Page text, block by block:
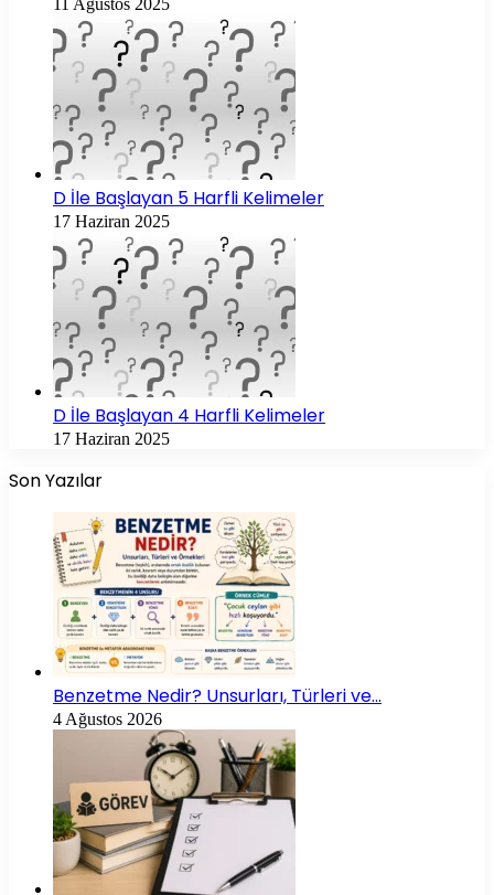
D İle Başlayan 5 Harfli Kelimeler
17 Haziran 2025
D İle Başlayan 4 Harfli Kelimeler
17 Haziran 2025
Son Yazılar
Benzetme Nedir? Unsurları, Türleri ve…
4 Ağustos 2026